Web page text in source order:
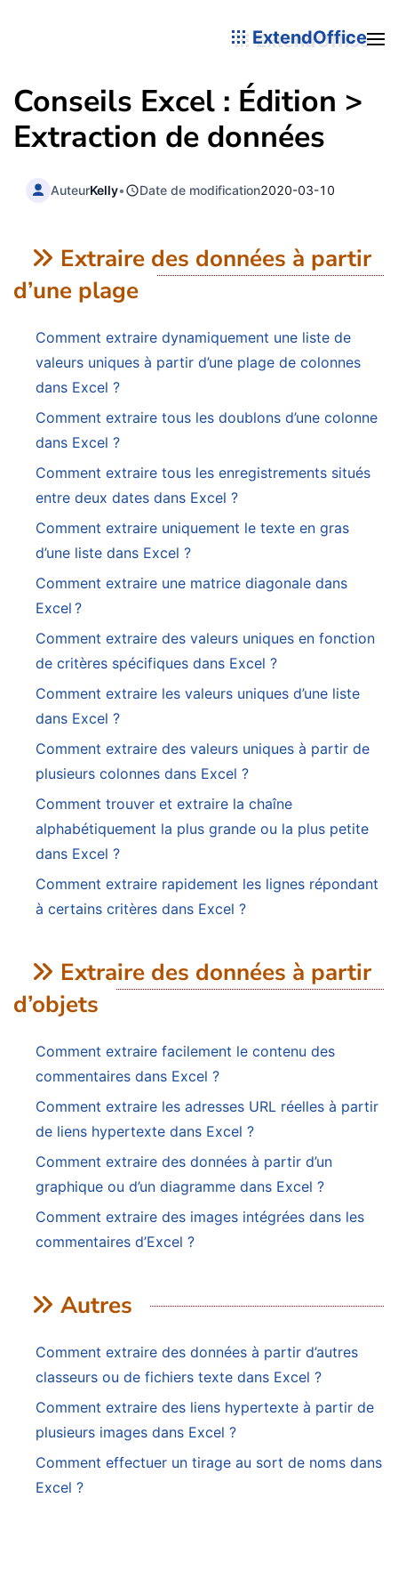
ExtendOffice
Conseils Excel : Édition >
Extraction de données
AuteurKelly• Date de modification2020-03-10
Extraire des données à partir
d’une plage
Comment extraire dynamiquement une liste de
valeurs uniques à partir d’une plage de colonnes
dans Excel ?
Comment extraire tous les doublons d’une colonne
dans Excel ?
Comment extraire tous les enregistrements situés
entre deux dates dans Excel ?
Comment extraire uniquement le texte en gras
d’une liste dans Excel ?
Comment extraire une matrice diagonale dans
Excel ?
Comment extraire des valeurs uniques en fonction
de critères spécifiques dans Excel ?
Comment extraire les valeurs uniques d’une liste
dans Excel ?
Comment extraire des valeurs uniques à partir de
plusieurs colonnes dans Excel ?
Comment trouver et extraire la chaîne
alphabétiquement la plus grande ou la plus petite
dans Excel ?
Comment extraire rapidement les lignes répondant
à certains critères dans Excel ?
Extraire des données à partir
d’objets
Comment extraire facilement le contenu des
commentaires dans Excel ?
Comment extraire les adresses URL réelles à partir
de liens hypertexte dans Excel ?
Comment extraire des données à partir d’un
graphique ou d’un diagramme dans Excel ?
Comment extraire des images intégrées dans les
commentaires d’Excel ?
Autres
Comment extraire des données à partir d’autres
classeurs ou de fichiers texte dans Excel ?
Comment extraire des liens hypertexte à partir de
plusieurs images dans Excel ?
Comment effectuer un tirage au sort de noms dans
Excel ?